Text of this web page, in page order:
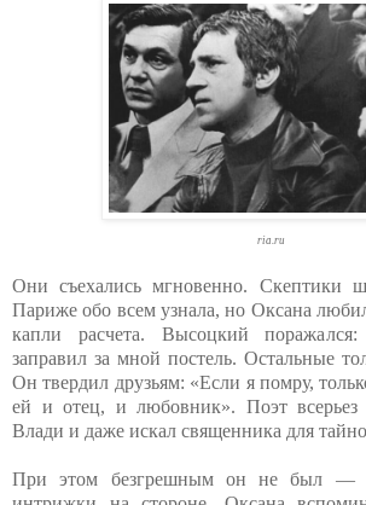
ria.ru
Они съехались мгновенно. Скептики
Париже обо всем узнала, но Оксана
капли расчета. Высоцкий
заправил за мной постель. Остальные
Он твердил друзьям: «Если я помру,
ей и отец, и любовник». Поэт всерьез
Влади и даже искал священника для
При этом безгрешным он не был —